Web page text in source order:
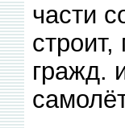
части
гражд.